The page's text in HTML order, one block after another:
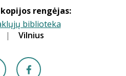
rengėjas:
biblioteka
| Vilnius